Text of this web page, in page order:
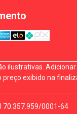
ilustrativas.
exibido na
70.357.959/0001-64